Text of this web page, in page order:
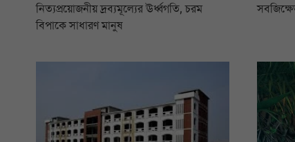
নিত্যপ্রয়োজনীয় দ্রব্যমূল্যের ঊর্ধ্বগতি, চরম
বিপাকে সাধারণ মানুষ